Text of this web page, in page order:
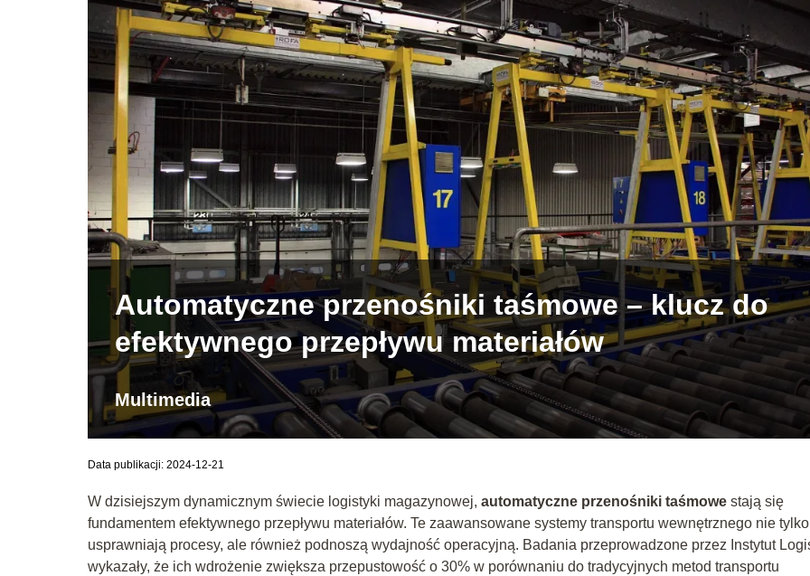
Automatyczne przenośniki taśmowe – klucz do
efektywnego przepływu materiałów
Multimedia
Data publikacji: 2024-12-21
W dzisiejszym dynamicznym świecie logistyki magazynowej, automatyczne przenośniki taśmowe stają się
fundamentem efektywnego przepływu materiałów. Te zaawansowane systemy transportu wewnętrznego nie tylko
usprawniają procesy, ale również podnoszą wydajność operacyjną. Badania przeprowadzone przez Instytut
wykazały, że ich wdrożenie zwiększa przepustowość o 30% w porównaniu do tradycyjnych metod transportu